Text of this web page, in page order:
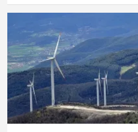
elektrik fiyatları batarya